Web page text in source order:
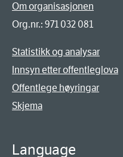
Om organisasjonen
Org.nr.: 971 032 081
Statistikk og analysar
Innsyn etter offentleglova
Offentlege høyringar
Skjema
Language